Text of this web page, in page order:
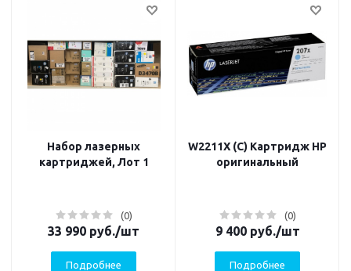
Набор лазерных
картриджей, Лот 1
(0)
33 990 руб./шт
Подробнее
W2211X (C) Картридж HP
оригинальный
(0)
9 400руб./шт
Подробнее